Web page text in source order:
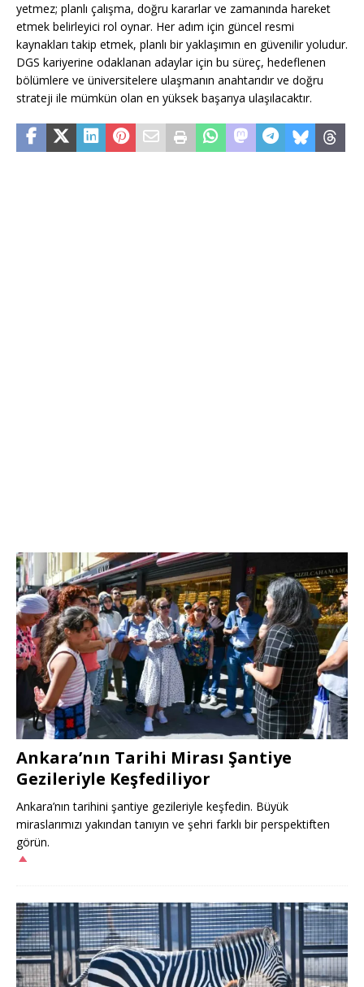
yetmez; planlı çalışma, doğru kararlar ve zamanında hareket
etmek belirleyici rol oynar. Her adım için güncel resmi
kaynakları takip etmek, planlı bir yaklaşımın en güvenilir yoludur.
DGS kariyerine odaklanan adaylar için bu süreç, hedeflenen
bölümlere ve üniversitelere ulaşmanın anahtarıdır ve doğru
strateji ile mümkün olan en yüksek başarıya ulaşılacaktır.
Ankara’nın Tarihi Mirası Şantiye
Gezileriyle Keşfediliyor
Ankara’nın tarihini şantiye gezileriyle keşfedin. Büyük
miraslarımızı yakından tanıyın ve şehri farklı bir perspektiften
görün.